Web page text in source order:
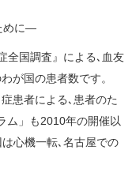
めに—
国調査』による､血友
が国の患者数です。
患者による､患者のた
ム」も2010年の開催以
心機一転､名古屋での